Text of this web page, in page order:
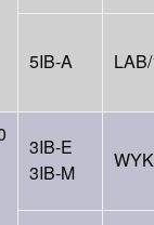
5IB-A
3IB-E
3IB-M